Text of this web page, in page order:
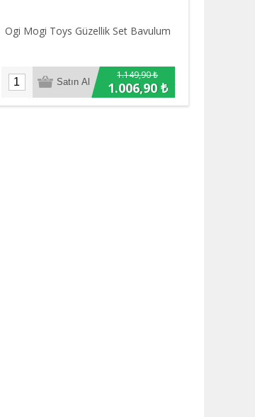
Ogi Mogi Toys Güzellik Set Bavulum
1.149,90 ₺
1.006,90 ₺